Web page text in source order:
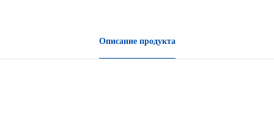
Описание продукта